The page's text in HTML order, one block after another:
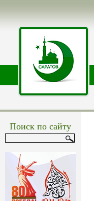
Поиск по сайту